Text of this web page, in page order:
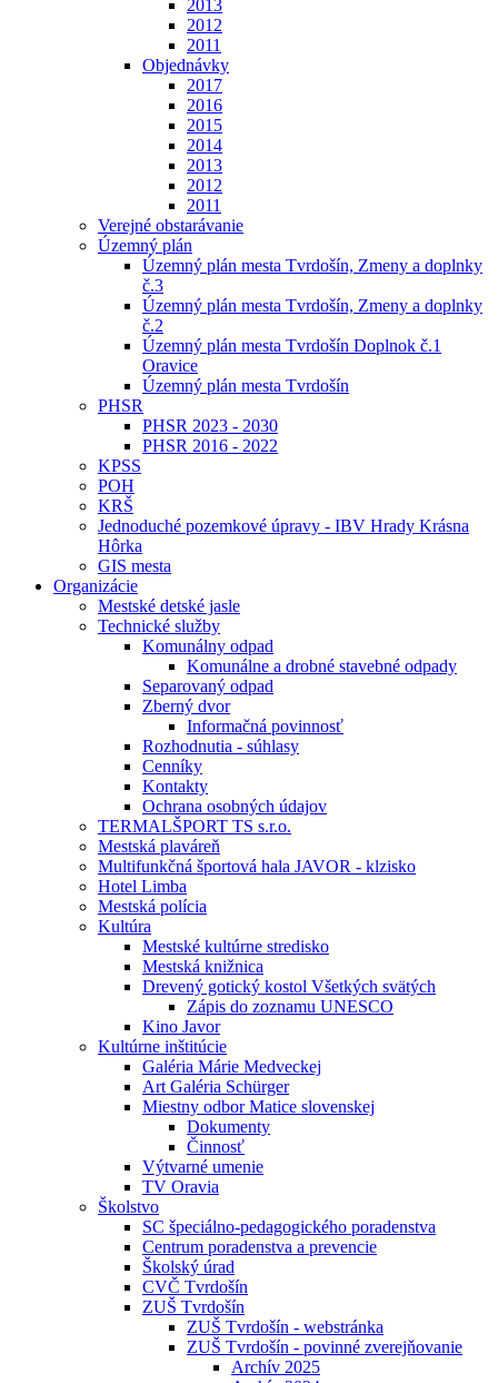
2013
2012
2011
Objednávky
2017
2016
2015
2014
2013
2012
2011
Verejné obstarávanie
Územný plán
Územný plán mesta Tvrdošín, Zmeny a doplnky
č.3
Územný plán mesta Tvrdošín, Zmeny a doplnky
č.2
Územný plán mesta Tvrdošín Doplnok č.1
Oravice
Územný plán mesta Tvrdošín
PHSR
PHSR 2023 - 2030
PHSR 2016 - 2022
KPSS
POH
KRŠ
Jednoduché pozemkové úpravy - IBV Hrady Krásna
Hôrka
GIS mesta
Organizácie
Mestské detské jasle
Technické služby
Komunálny odpad
Komunálne a drobné stavebné odpady
Separovaný odpad
Zberný dvor
Informačná povinnosť
Rozhodnutia - súhlasy
Cenníky
Kontakty
Ochrana osobných údajov
TERMALŠPORT TS s.r.o.
Mestská plaváreň
Multifunkčná športová hala JAVOR - klzisko
Hotel Limba
Mestská polícia
Kultúra
Mestské kultúrne stredisko
Mestská knižnica
Drevený gotický kostol Všetkých svätých
Zápis do zoznamu UNESCO
Kino Javor
Kultúrne inštitúcie
Galéria Márie Medveckej
Art Galéria Schürger
Miestny odbor Matice slovenskej
Dokumenty
Činnosť
Výtvarné umenie
TV Oravia
Školstvo
SC špeciálno-pedagogického poradenstva
Centrum poradenstva a prevencie
Školský úrad
CVČ Tvrdošín
ZUŠ Tvrdošín
ZUŠ Tvrdošín - webstránka
ZUŠ Tvrdošín - povinné zverejňovanie
Archív 2025